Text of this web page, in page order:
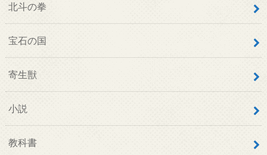
北斗の拳
宝石の国
寄生獣
小説
教科書